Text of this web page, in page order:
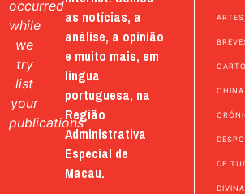
occurred
while
we
try
list
your
publications
as notícias, a
análise, a opinião
e muito mais, em
língua
portuguesa, na
Região
Administrativa
Especial de
Macau.
DE